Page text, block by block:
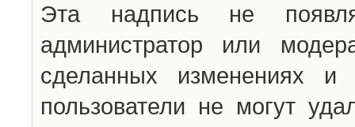
Эта надпись не
администратор или
сделанных изменениях
пользователи не могут